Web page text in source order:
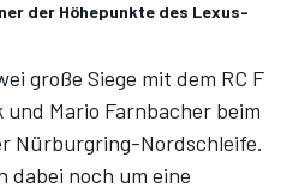
der Höhepunkte des Lexus-
große Siege mit dem RC F
und Mario Farnbacher beim
Nürburgring-Nordschleife.
dabei noch um eine